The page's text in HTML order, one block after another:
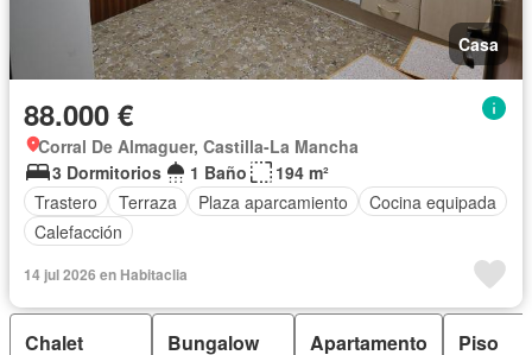
Casa
88.000 €
Corral De Almaguer, Castilla-La Mancha
3 Dormitorios
1 Baño
194 m²
Trastero
Terraza Plaza aparcamiento
Cocina equipada
Calefacción
14 jul 2026 en Habitaclia
Chalet Bungalow Apartamento Piso